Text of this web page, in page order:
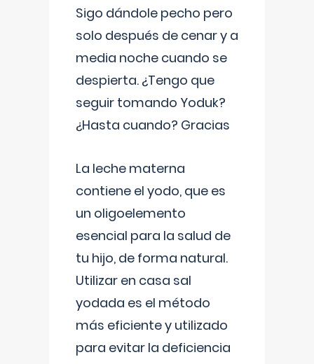
Sigo dándole pecho pero
solo después de cenar y a
media noche cuando se
despierta. ¿Tengo que
seguir tomando Yoduk?
¿Hasta cuando? Gracias
La leche materna
contiene el yodo, que es
un oligoelemento
esencial para la salud de
tu hijo, de forma natural.
Utilizar en casa sal
yodada es el método
más eficiente y utilizado
para evitar la deficiencia